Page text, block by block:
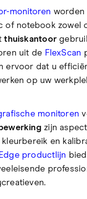
monitoren worden
of notebook zowel
thuiskantoor
uit de FlexScan
ervoor dat u
op uw
monitoren
zijn
kleurbereik en
productlijn